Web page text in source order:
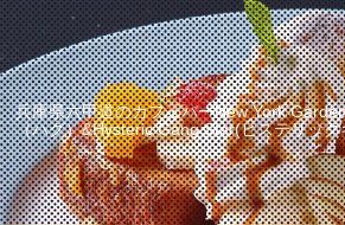
兵庫県六甲道のカフェバーNew York
（ハグ）&Hysteric Gang Star(ヒステリッ